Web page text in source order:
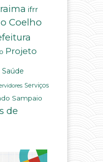
ifrr
Coelho
Projeto
Saúde
Serviços
Sampaio
de